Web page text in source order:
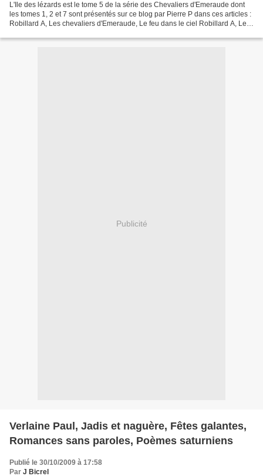
L'Ile des lézards est le tome 5 de la série des Chevaliers d'Emeraude dont
les tomes 1, 2 et 7 sont présentés sur ce blog par Pierre P dans ces articles :
Robillard A, Les chevaliers d'Emeraude, Le feu dans le ciel Robillard A, Les
Publicité
Verlaine Paul, Jadis et naguère, Fêtes galantes,
Romances sans paroles, Poèmes saturniens
Publié le 30/10/2009 à 17:58
Par J Bicrel